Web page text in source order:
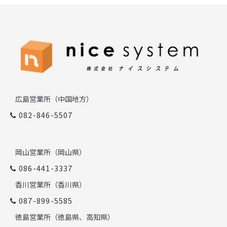
広島営業所（中国地方）
082-846-5507
岡山営業所（岡山県）
086-441-3337
香川営業所（香川県）
087-899-5585
徳島営業所（徳島県、高知県）